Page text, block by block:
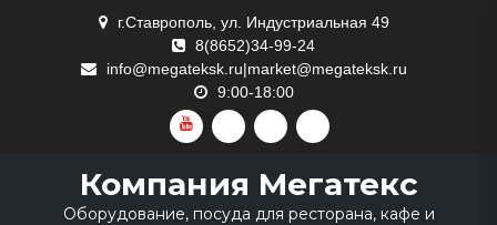
г.Ставрополь, ул. Индустриальная 49
8(8652)34-99-24
info@megateksk.ru|market@megateksk.ru
9:00-18:00
YOUTUBEVKVIDEORUTUBEDZEN
Компания Мегатекс
Оборудование, посуда для ресторана, кафе и